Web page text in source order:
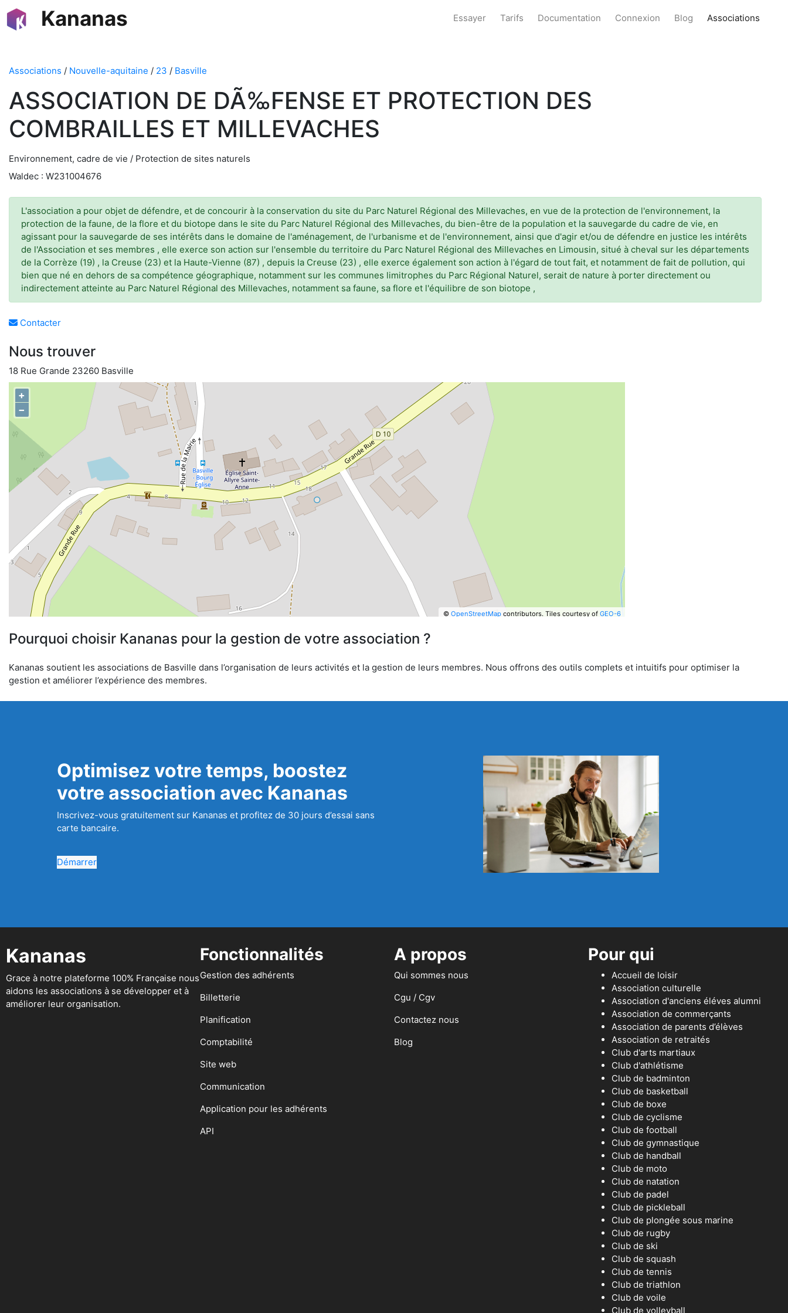
Kananas Essayer Tarifs Documentation Connexion Blog Associations
Associations / Nouvelle-aquitaine / 23 / Basville
ASSOCIATION DE DÃ‰FENSE ET PROTECTION DES
COMBRAILLES ET MILLEVACHES
Environnement, cadre de vie / Protection de sites naturels
Waldec : W231004676
L'association a pour objet de défendre, et de concourir à la conservation du site du Parc Naturel Régional des Millevaches, en vue de la protection de l'environnement, la
protection de la faune, de la flore et du biotope dans le site du Parc Naturel Régional des Millevaches, du bien-être de la population et la sauvegarde du cadre de vie, en
agissant pour la sauvegarde de ses intérêts dans le domaine de l'aménagement, de l'urbanisme et de l'environnement, ainsi que d'agir et/ou de défendre en justice les intérêts
de l'Association et ses membres , elle exerce son action sur l'ensemble du territoire du Parc Naturel Régional des Millevaches en Limousin, situé à cheval sur les départements
de la Corrèze (19) , la Creuse (23) et la Haute-Vienne (87) , depuis la Creuse (23) , elle exerce également son action à l'égard de tout fait, et notamment de fait de pollution, qui
bien que né en dehors de sa compétence géographique, notamment sur les communes limitrophes du Parc Régional Naturel, serait de nature à porter directement ou
indirectement atteinte au Parc Naturel Régional des Millevaches, notamment sa faune, sa flore et l'équilibre de son biotope ,
Contacter
Nous trouver
18 Rue Grande 23260 Basville
+
−
© OpenStreetMapcontributors. Tiles courtesy of GEO-6
Pourquoi choisir Kananas pour la gestion de votre association ?
Kananas soutient les associations de Basville dans l’organisation de leurs activités et la gestion de leurs membres. Nous offrons des outils complets et intuitifs pour optimiser la
gestion et améliorer l’expérience des membres.
Optimisez votre temps, boostez
votre association avec Kananas
Inscrivez-vous gratuitement sur Kananas et profitez de 30 jours d’essai sans
carte bancaire.
Démarrer
Kananas
Grace à notre plateforme 100% Française nous
aidons les associations à se développer et à
améliorer leur organisation.
Fonctionnalités
Gestion des adhérents
Billetterie
Planification
Comptabilité
Site web
Communication
Application pour les adhérents
API
A propos
Qui sommes nous
Cgu / Cgv
Contactez nous
Blog
Pour qui
Accueil de loisir
Association culturelle
Association d'anciens éléves alumni
Association de commerçants
Association de parents d’élèves
Association de retraités
Club d'arts martiaux
Club d'athlétisme
Club de badminton
Club de basketball
Club de boxe
Club de cyclisme
Club de football
Club de gymnastique
Club de handball
Club de moto
Club de natation
Club de padel
Club de pickleball
Club de plongée sous marine
Club de rugby
Club de ski
Club de squash
Club de tennis
Club de triathlon
Club de voile
Club de volleyball